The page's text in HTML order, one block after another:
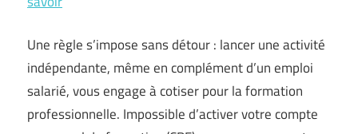
Une règle s’impose sans détour : lancer une activité
indépendante, même en complément d’un emploi
salarié, vous engage à cotiser pour la formation
professionnelle. Impossible d’activer votre compte